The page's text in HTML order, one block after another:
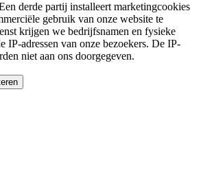
derde partij installeert marketingcookies
gebruik van onze website te
krijgen we bedrijfsnamen en fysieke
IP-adressen van onze bezoekers. De IP-
niet aan ons doorgegeven.